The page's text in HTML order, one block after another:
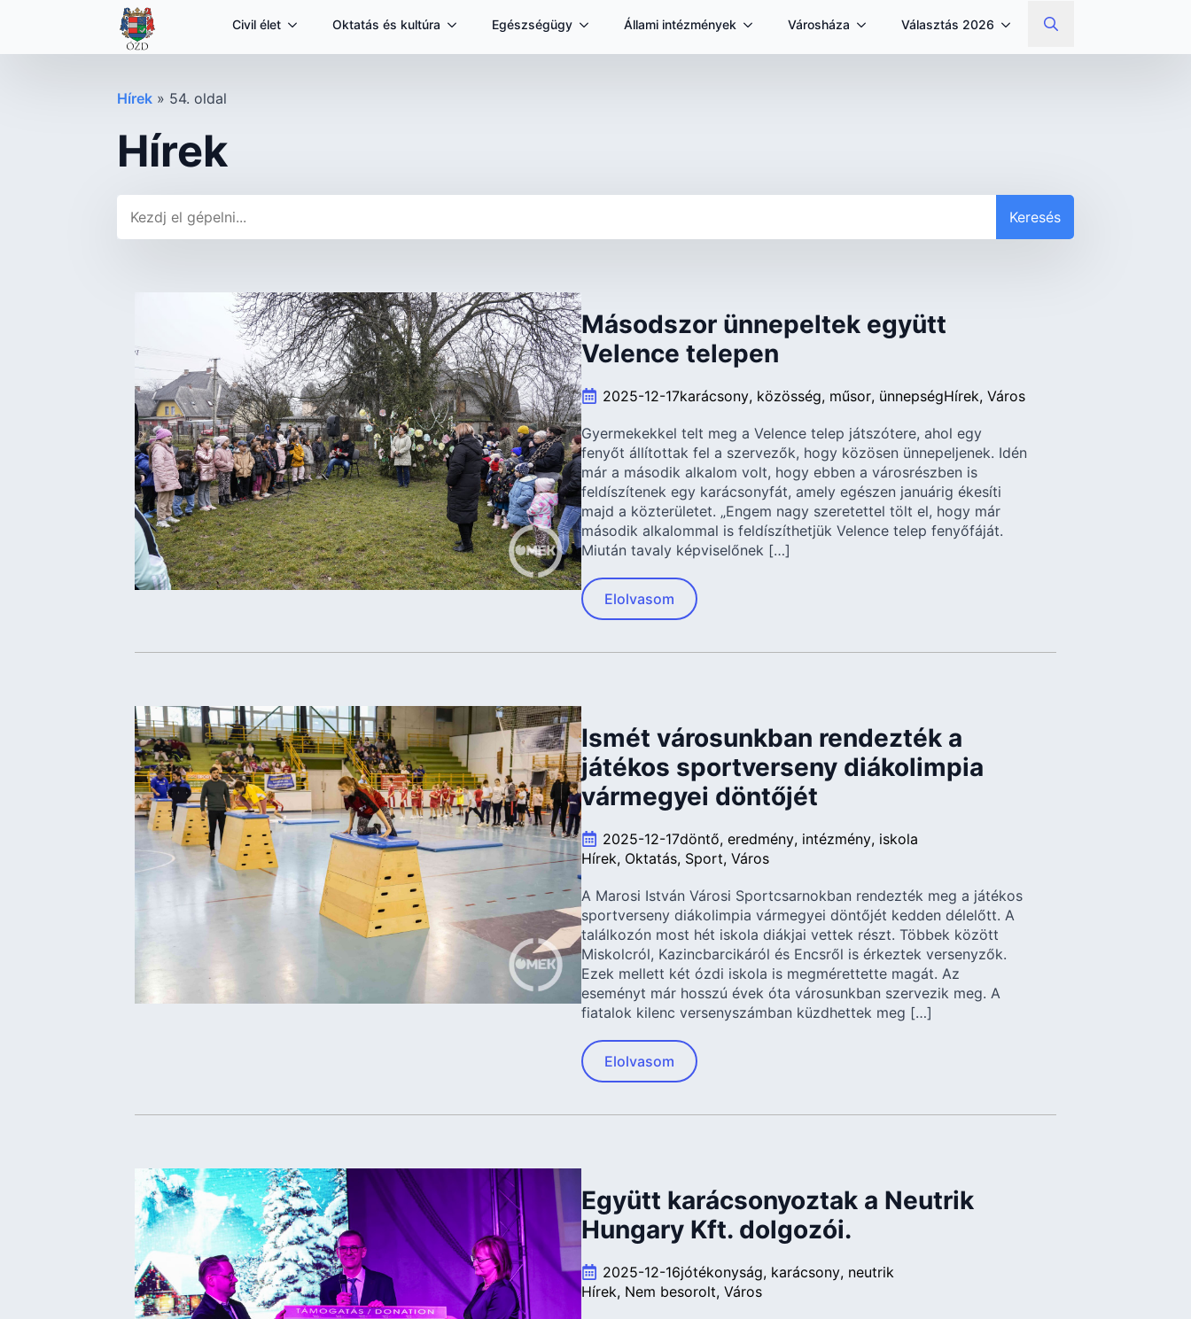
Civil élet Oktatás és kultúra Egészségügy Állami intézmények Városháza Választás 2026
Search
Hírek » 54. oldal
Hírek
Keresés
Másodszor ünnepeltek együtt
Velence telepen
2025-12-17karácsony közösség műsor ünnepségHírek Város
Gyermekekkel telt meg a Velence telep játszótere, ahol egy
fenyőt állítottak fel a szervezők, hogy közösen ünnepeljenek. Idén
már a második alkalom volt, hogy ebben a városrészben is
feldíszítenek egy karácsonyfát, amely egészen januárig ékesíti
majd a közterületet. „Engem nagy szeretettel tölt el, hogy már
második alkalommal is feldíszíthetjük Velence telep fenyőfáját.
Miután tavaly képviselőnek […]
Elolvasom
Ismét városunkban rendezték a
játékos sportverseny diákolimpia
vármegyei döntőjét
2025-12-17döntő eredmény intézmény iskola
Hírek Oktatás Sport Város
A Marosi István Városi Sportcsarnokban rendezték meg a játékos
sportverseny diákolimpia vármegyei döntőjét kedden délelőtt. A
találkozón most hét iskola diákjai vettek részt. Többek között
Miskolcról, Kazincbarcikáról és Encsről is érkeztek versenyzők.
Ezek mellett két ózdi iskola is megmérettette magát. Az
eseményt már hosszú évek óta városunkban szervezik meg. A
fiatalok kilenc versenyszámban küzdhettek meg […]
Elolvasom
Együtt karácsonyoztak a Neutrik
Hungary Kft. dolgozói.
2025-12-16jótékonyság karácsony neutrik
Hírek Nem besorolt Város